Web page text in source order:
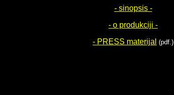
- sinopsis -
- o produkciji -
- PRESS materijal (pdf.)